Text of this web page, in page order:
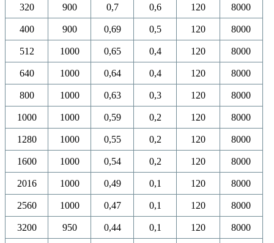
320 900 0,7 0,6 120 8000
400 900 0,69 0,5 120 8000
512 1000 0,65 0,4 120 8000
640 1000 0,64 0,4 120 8000
800 1000 0,63 0,3 120 8000
1000 1000 0,59 0,2 120 8000
1280 1000 0,55 0,2 120 8000
1600 1000 0,54 0,2 120 8000
2016 1000 0,49 0,1 120 8000
2560 1000 0,47 0,1 120 8000
3200 950 0,44 0,1 120 8000